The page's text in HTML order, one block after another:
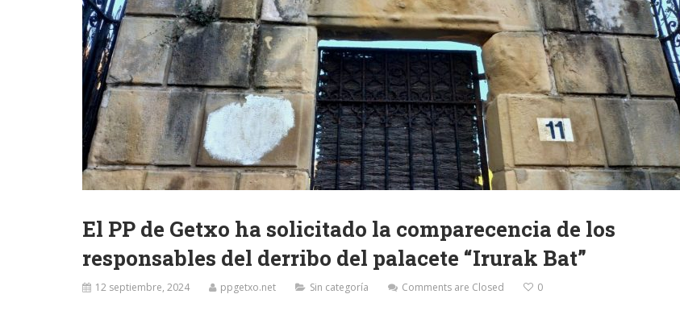
El PP de Getxo ha solicitado la comparecencia de los
responsables del derribo del palacete “Irurak Bat”
12 septiembre, 2024 ppgetxo.net Sin categoría Comments are Closed 0